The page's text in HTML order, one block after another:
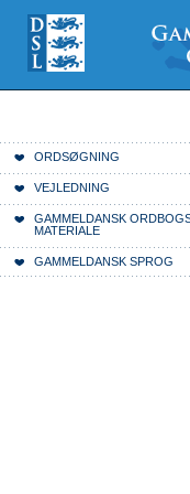
indhold
Videre
værktøjer
ORDSØGNING
VEJLEDNING
GAMMELDANSK
MATERIALE
GAMMELDANSK SPROG